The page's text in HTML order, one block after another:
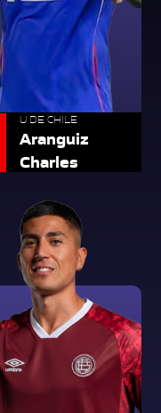
U DE CHILE
Aranguiz
Charles